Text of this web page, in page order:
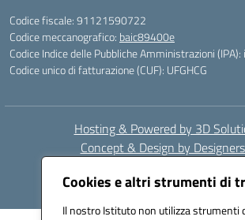
Cookies e altri strumenti di
Il nostro Istituto non utilizza strumenti
Codice fiscale: 91121590722
Codice meccanografico: baic89400e
Codice Indice delle Pubbliche Amministrazioni (IPA):
Codice unico di fatturazione (CUF): UFGHCG
Hosting & Powered by 3D
Concept & Design by